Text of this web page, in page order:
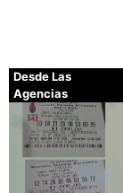
Desde Las
Agencias